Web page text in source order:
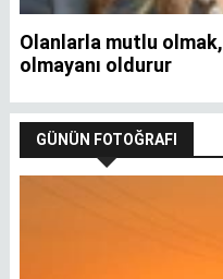
Olanlarla mutlu olmak,
olmayanı oldurur
GÜNÜN FOTOĞRAFI